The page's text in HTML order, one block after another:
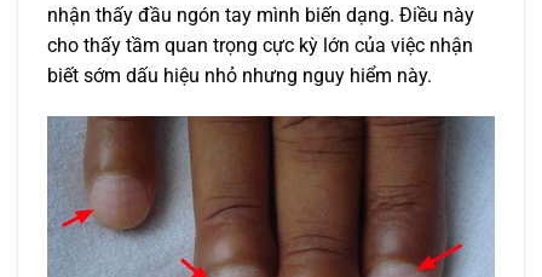
nhận thấy đầu ngón tay mình biến dạng. Điều này
cho thấy tầm quan trọng cực kỳ lớn của việc nhận
biết sớm dấu hiệu nhỏ nhưng nguy hiểm này.